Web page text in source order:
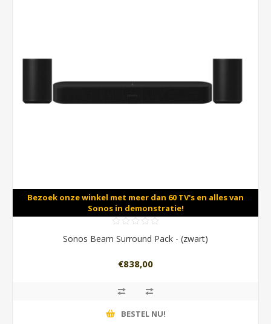
Bezoek onze winkel met meer dan 60 TV's en alles van
Sonos in demonstratie!
Sonos Beam Surround Pack - (zwart)
€838,00
BESTEL NU!